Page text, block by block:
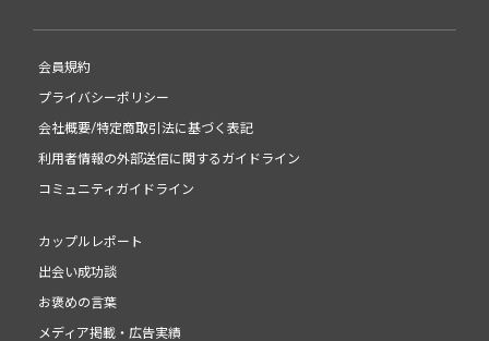
会員規約
プライバシーポリシー
会社概要/特定商取引法に基づく表記
利用者情報の外部送信に関するガイドライン
コミュニティガイドライン
カップルレポート
出会い成功談
お褒めの言葉
メディア掲載・広告実績